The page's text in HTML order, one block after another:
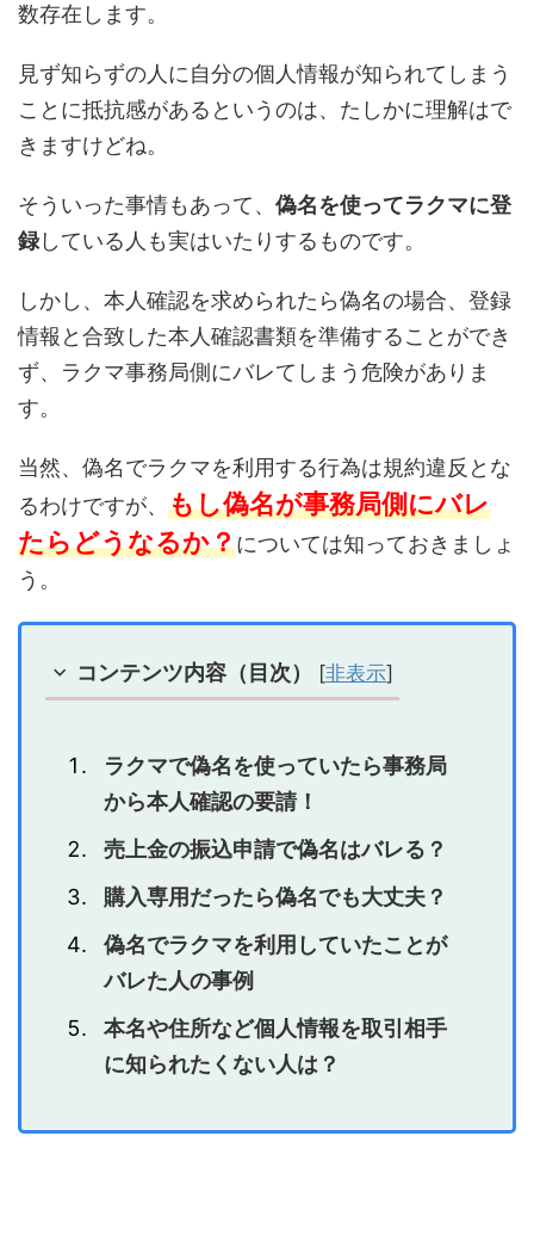
数存在します。
見ず知らずの人に自分の個人情報が知られてしまう
ことに抵抗感があるというのは、たしかに理解はで
きますけどね。
そういった事情もあって、 偽名を使ってラクマに登
録している人も実はいたりするものです。
しかし、本人確認を求められたら偽名の場合、登録
情報と合致した本人確認書類を準備することができ
ず、ラクマ事務局側にバレてしまう危険がありま
す。
当然、偽名でラクマを利用する行為は規約違反とな
るわけですが、 もし偽名が事務局側にバレ
たらどうなるか？については知っておきましょ
う。
コンテンツ内容（目次） [非表示]
ラクマで偽名を使っていたら事務局
から本人確認の要請！
売上金の振込申請で偽名はバレる？
購入専用だったら偽名でも大丈夫？
偽名でラクマを利用していたことが
バレた人の事例
本名や住所など個人情報を取引相手
に知られたくない人は？